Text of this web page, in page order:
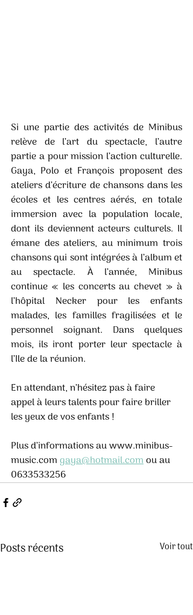
Si une partie des activités de Minibus
relève de l’art du spectacle, l’autre
partie a pour mission l’action culturelle.
Gaya, Polo et François proposent des
ateliers d’écriture de chansons dans les
écoles et les centres aérés, en totale
immersion avec la population locale,
dont ils deviennent acteurs culturels. Il
émane des ateliers, au minimum trois
chansons qui sont intégrées à l’album et
au spectacle. À l’année, Minibus
continue « les concerts au chevet » à
l’hôpital Necker pour les enfants
malades, les familles fragilisées et le
personnel soignant. Dans quelques
mois, ils iront porter leur spectacle à
l’Ile de la réunion.
En attendant, n’hésitez pas à faire
appel à leurs talents pour faire briller
les yeux de vos enfants !
Plus d’informations au www.minibus-
music.com gaya@hotmail.com ou au
0633533256
Posts récents Voir tout